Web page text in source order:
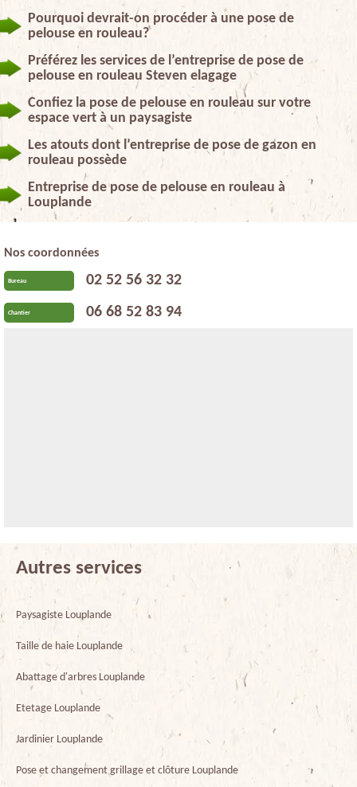
Pourquoi devrait-on procéder à une pose de
pelouse en rouleau?
Préférez les services de l’entreprise de pose de
pelouse en rouleau Steven elagage
Confiez la pose de pelouse en rouleau sur votre
espace vert à un paysagiste
Les atouts dont l’entreprise de pose de gazon en
rouleau possède
Entreprise de pose de pelouse en rouleau à
Louplande
Nos coordonnées
Bureau 02 52 56 32 32
Chantier 06 68 52 83 94
Autres services
Paysagiste Louplande
Taille de haie Louplande
Abattage d'arbres Louplande
Etetage Louplande
Jardinier Louplande
Pose et changement grillage et clôture Louplande